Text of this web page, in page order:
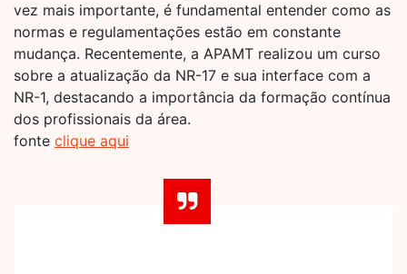
vez mais importante, é fundamental entender como as
normas e regulamentações estão em constante
mudança. Recentemente, a APAMT realizou um curso
sobre a atualização da NR-17 e sua interface com a
NR-1, destacando a importância da formação contínua
dos profissionais da área.
fonte clique aqui